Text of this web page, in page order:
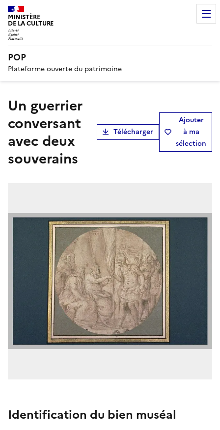
MINISTÈRE
DE LA CULTURE
POP
Plateforme ouverte du patrimoine
Un guerrier
conversant
avec deux
souverains
Télécharger
Ajouter
à ma
sélection
Identification du bien muséal